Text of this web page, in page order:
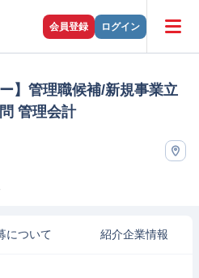
会員登録 ログイン
】管理職候補/新規事業立
管理会計
について 紹介企業情報